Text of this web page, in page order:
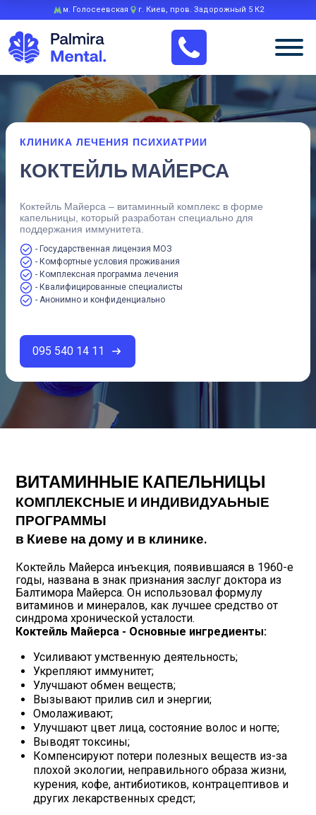
м. Голосеевская г. Киев, пров. Задорожный 5 К2
КЛИНИКА ЛЕЧЕНИЯ ПСИХИАТРИИ
КОКТЕЙЛЬ МАЙЕРСА
Коктейль Майерса – витаминный комплекс в форме
капельницы, который разработан специально для
поддержания иммунитета.
- Государственная лицензия МОЗ
- Комфортные условия проживания
- Комплексная программа лечения
- Квалифицированные специалисты
- Анонимно и конфиденциально
095 540 14 11
ВИТАМИННЫЕ КАПЕЛЬНИЦЫ
КОМПЛЕКСНЫЕ И ИНДИВИДУАЬНЫЕ
ПРОГРАММЫ
в Киеве на дому и в клинике.
Коктейль Майерса инъекция, появившаяся в 1960-е
годы, названа в знак признания заслуг доктора из
Балтимора Майерса. Он использовал формулу
витаминов и минералов, как лучшее средство от
синдрома хронической усталости.
Коктейль Майерса - Основные ингредиенты:
Усиливают умственную деятельность;
Укрепляют иммунитет;
Улучшают обмен веществ;
Вызывают прилив сил и энергии;
Омолаживают;
Улучшают цвет лица, состояние волос и ногте;
Выводят токсины;
Компенсируют потери полезных веществ из-за
плохой экологии, неправильного образа жизни,
курения, кофе, антибиотиков, контрацептивов и
других лекарственных средст;